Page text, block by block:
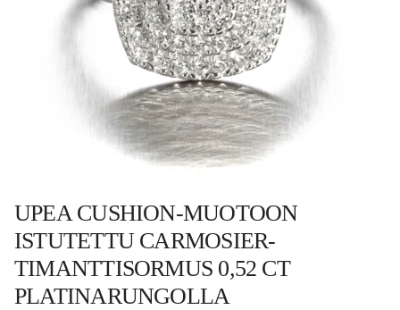
UPEA CUSHION-MUOTOON
ISTUTETTU CARMOSIER-
TIMANTTISORMUS 0,52 CT
PLATINARUNGOLLA